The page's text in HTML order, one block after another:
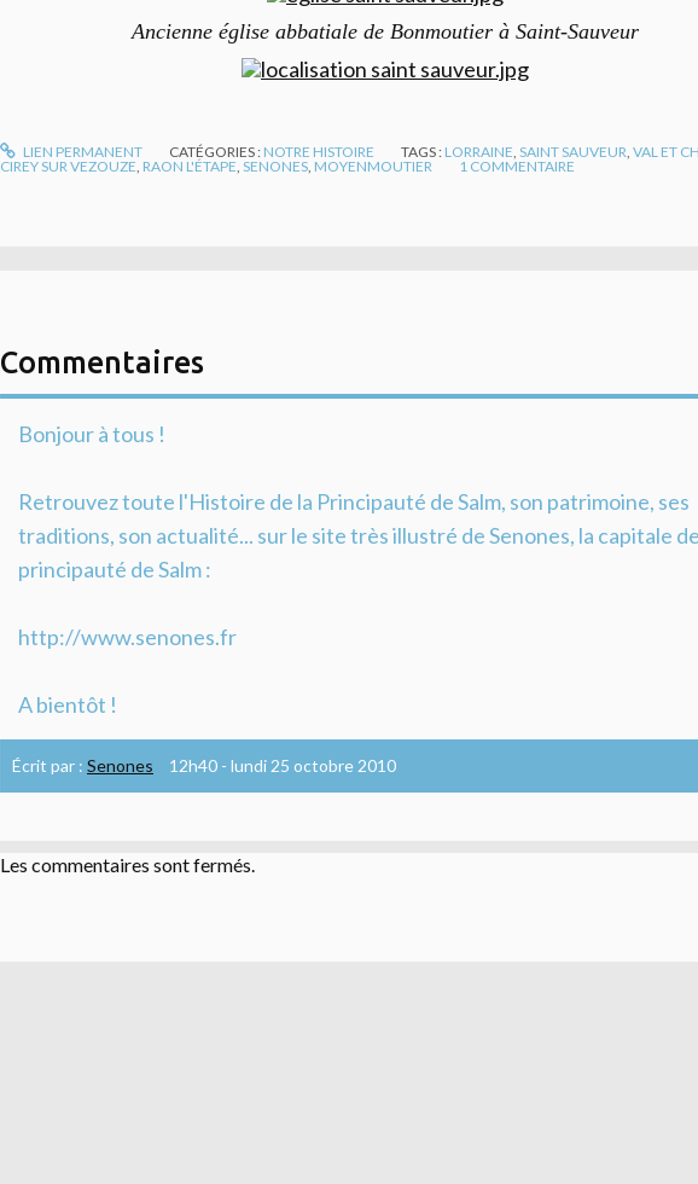
Ancienne église abbatiale de Bonmoutier à Saint-Sauveur
LIEN PERMANENT CATÉGORIES : NOTRE HISTOIRE TAGS : LORRAINE,SAINT SAUVEUR,VAL ET
CIREY SUR VEZOUZE, RAON L'ÉTAPE, SENONES, MOYENMOUTIER 1 COMMENTAIRE
Commentaires
Bonjour à tous !
Retrouvez toute l'Histoire de la Principauté de Salm, son patrimoine, ses
traditions, son actualité... sur le site très illustré de Senones, la capitale
principauté de Salm :
http://www.senones.fr
A bientôt !
Écrit par : Senones 12h40 - lundi 25 octobre 2010
Les commentaires sont fermés.